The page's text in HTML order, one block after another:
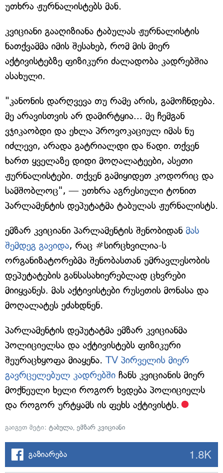
უთხრა ჟურნალისტებს მან.
კვიციანი გააღიზიანა ტაბულას ჟურნალისტის
ნათქვამმა იმის შესახებ, რომ მის მიერ
აქტივისტებზე ფიზიკური ძალადობა კადრებშია
ასახული.
"კანონის დარღვევა თუ რამე არის, გამოჩნდება.
მე არავისთვის არ დამირტყია... მე ჩემგან
ვჯიკაობდი და ეხლა პროვოკაციულ იმას ნუ
იძლევი, არადა გატრიალდი და წადი. თქვენ
ხართ ყველაზე დიდი მოღალატეები, ასეთი
ჟურნალისტები. თქვენ გამიყიდეთ კოდორიც და
სამშობლოც", — უთხრა აგრესიული ტონით
პარლამენტის დეპუტატმა ტაბულას ჟურნალისტს.
ემზარ კვიციანი პარლამენტის შენობიდან მას
შემდეგ გავიდა, რაც #სირცხვილია-ს
ორგანიზატორებმა შენობასთან უმრავლესობის
დეპუტატების განსასახიერებლად ცხვრები
მიიყვანეს. მას აქტივისტები რუსეთის მონასა და
მოღალატეს ეძახდნენ.
პარლამენტის დეპუტატმა ემზარ კვიციანმა
პოლიციელსა და აქტივისტებს ფიზიკური
შეურაცხყოფა მიაყენა. TV პირველის მიერ
გავრცელებულ კადრებში ჩანს კვიციანის მიერ
მოქნეული ხელი როგორ ხვდება პოლიციელს
და როგორ ურტყამს ის ფეხს აქტივისტს.
გაიგეთ მეტი: ტაბულა, ემზარ კვიციანი
გაზიარება 1.8K